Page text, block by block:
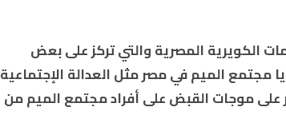
الكويرية المصرية والتي تركز على بعض
مجتمع الميم في مصر مثل العدالة الإجتماعية
على موجات القبض على أفراد مجتمع الميم من